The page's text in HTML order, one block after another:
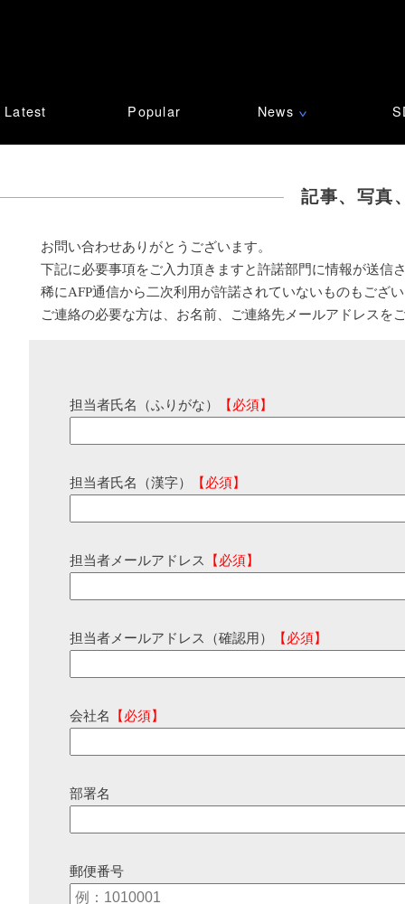
Latest Popular News ∨
記事、写真
お問い合わせありがとうございます。
下記に必要事項をご入力頂きますと許諾部門に情報が送信
稀にAFP通信から二次利用が許諾されていないものもござ
ご連絡の必要な方は、お名前、ご連絡先メールアドレスを
担当者氏名（ふりがな） 【必須】
担当者氏名（漢字） 【必須】
担当者メールアドレス 【必須】
担当者メールアドレス（確認用） 【必須】
会社名 【必須】
部署名
郵便番号